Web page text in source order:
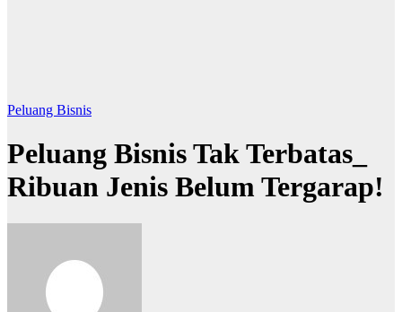
Peluang Bisnis
Peluang Bisnis Tak Terbatas_
Ribuan Jenis Belum Tergarap!